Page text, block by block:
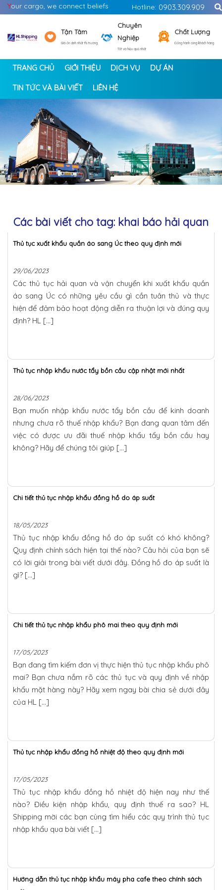
Your cargo, we connect beliefs Hotline: 0903.309.909
Tận Tâm
Giá ổn định nhất thị trường
Chuyên
Nghiệp
Tốt và hiệu quả nhất
Chất Lượng
Đồng hành cùng khách hàng
TRANG CHỦ GIỚI THIỆU DỊCH VỤ DỰ ÁN
TIN TỨC VÀ BÀI VIẾT LIÊN HỆ
< >
Các bài viết cho tag: khai báo hải quan
Thủ tục xuất khẩu quần áo sang Úc theo quy định mới
29/06/2023
Các thủ tục hải quan và vận chuyển khi xuất khẩu quần
áo sang Úc có những yêu cầu gì cần tuân thủ và thực
hiện để đảm bảo hoạt động diễn ra thuận lợi và đúng quy
định? HL […]
Thủ tục nhập khẩu nước tẩy bồn cầu cập nhật mới nhất
28/06/2023
Bạn muốn nhập khẩu nước tẩy bồn cầu để kinh doanh
nhưng chưa rõ thuế nhập khẩu? Bạn đang quan tâm đến
việc có được ưu đãi thuế nhập khẩu tẩy bồn cầu hay
không? Hãy để chúng tôi giúp […]
Chi tiết thủ tục nhập khẩu đồng hồ do áp suất
18/05/2023
Thủ tục nhập khẩu đồng hồ đo áp suất có khó không?
Quy định chính sách hiện tại thế nào? Câu hỏi của bạn sẽ
có lời giải trong bài viết dưới đây. Đồng hồ đo áp suất là
gì? […]
Chi tiết thủ tục nhập khẩu phô mai theo quy định mới
17/05/2023
Bạn đang tìm kiếm đơn vị thực hiện thủ tục nhập khẩu phô
mai? Bạn chưa nắm rõ các thủ tục và quy định về nhập
khẩu mặt hàng này? Hãy xem ngay bài chia sẻ dưới đây
của HL […]
Thủ tục nhập khẩu đồng hồ nhiệt độ theo quy định mới
17/05/2023
Thủ tục nhập khẩu đồng hồ nhiệt độ hiện nay như thế
nào? Điều kiện nhập khẩu, quy định thuế ra sao? HL
Shipping mời các bạn cùng tìm hiểu các quy trình thủ tục
nhập khẩu qua bài viết […]
Hướng dẫn thủ tục nhập khẩu máy pha cafe theo chính sách